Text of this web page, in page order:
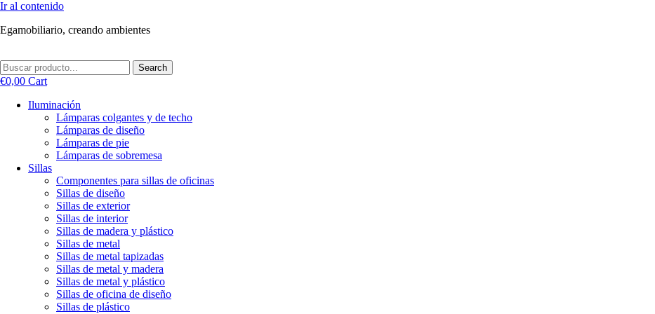
Ir al contenido
Egamobiliario, creando ambientes
Search
€0,00 Cart
Iluminación
Lámparas colgantes y de techo
Lámparas de diseño
Lámparas de pie
Lámparas de sobremesa
Sillas
Componentes para sillas de oficinas
Sillas de diseño
Sillas de exterior
Sillas de interior
Sillas de madera y plástico
Sillas de metal
Sillas de metal tapizadas
Sillas de metal y madera
Sillas de metal y plástico
Sillas de oficina de diseño
Sillas de plástico